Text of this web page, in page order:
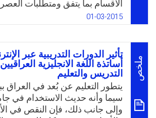
الأقسام بما يتفق ومتطلبات
أصبح فيه استخدام الإنترنت حاجة
الأمر الذي سهل على أعضاء هيئة
الجامعة البحث واكتشاف
وقرب التواصل بين الزملاء، ومن
الباحثان فقد شعرا أن أعضاء
الجامعة قد أبدو اهتمامًا متفاوتًا
الإنترنت، مما دفعهما لاستكشاف
على مدى استخدام أعضاء هيئة
وما يلزمهم من احتياجات تدريبية.
01-03-2015
ملخص
تأثير الدورات التدريبية عبر
أساتذة اللغة الانجليزية
التدريس والتعليم
يتطور التعليم عن بُعد في العراق
سيما وأنه حديث الاستخدام في
وإلى جانب ذلك، فإن النقص في